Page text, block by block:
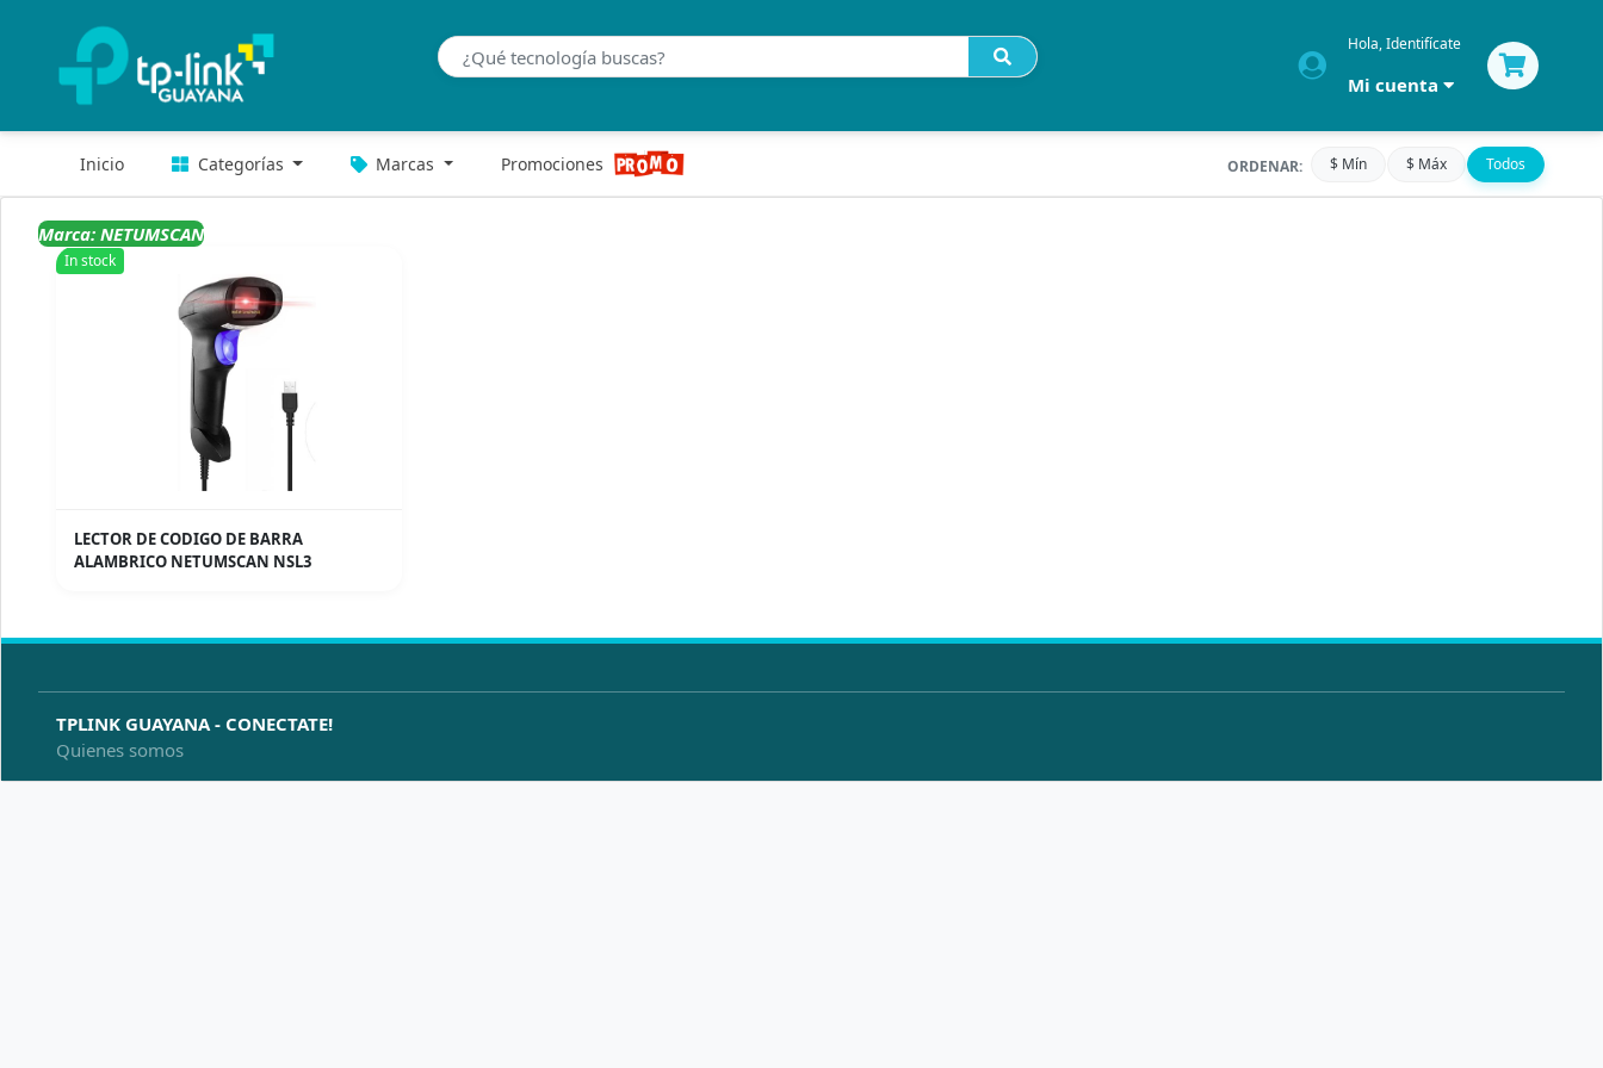
Hola, Identifícate
Mi cuenta
Inicio Categorías Marcas Promociones ORDENAR: $ Mín $ Máx Todos
Marca: NETUMSCAN
In stock
LECTOR DE CODIGO DE BARRA
ALAMBRICO NETUMSCAN NSL3
TPLINK GUAYANA - CONECTATE!
Quienes somos